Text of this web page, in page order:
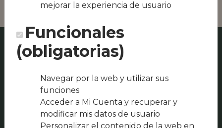
mejorar la experiencia de usuario
Funcionales
(obligatorias)
Navegar por la web y utilizar sus
funciones
Acceder a Mi Cuenta y recuperar y
modificar mis datos de usuario
Personalizar el contenido de la web en